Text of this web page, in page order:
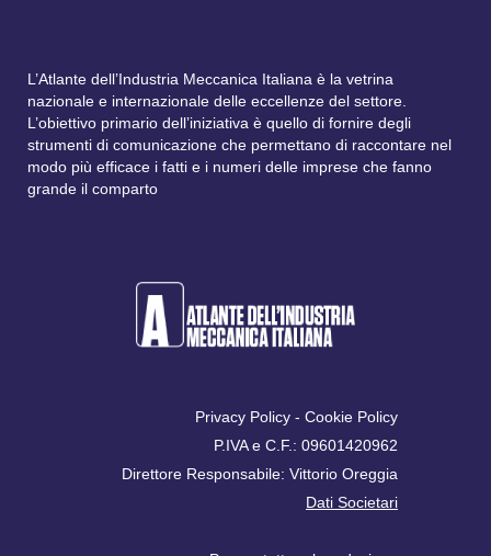
L’Atlante dell’Industria Meccanica Italiana è la vetrina
nazionale e internazionale delle eccellenze del settore.
L’obiettivo primario dell’iniziativa è quello di fornire degli
strumenti di comunicazione che permettano di raccontare nel
modo più efficace i fatti e i numeri delle imprese che fanno
grande il comparto
Privacy Policy - Cookie Policy
P.IVA e C.F.: 09601420962
Direttore Responsabile: Vittorio Oreggia
Dati Societari